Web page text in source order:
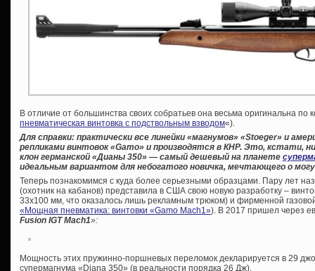
В отличие от большинства своих собратьев она весьма оригинальна по
пневматическая винтовка с подствольным взводом«).
Для справки: практически все линейки «магнумов» «Stoeger» и
репликами винтовок «Gamo» и производятся в КНР. Это, кстати,
клон германской «Дианы 350» — самый дешевый на планете
идеальным вариантом для небогатого новичка, мечтающего о
Теперь познакомимся с куда более серьезными образцами. Пару лет
(охотник на кабанов) представила в США свою новую разработку –
33х100 мм, что оказалось лишь рекламным трюком) и фирменной
«Мощная пневматика: винтовки «Gamo Maсh1»). В 2017 пришел через
Fusion IGT Mach1»:
Мощность этих пружинно-поршневых переломок декларируется в 29
супермагнума «Diana 350» (в реальности порядка 26 Дж).